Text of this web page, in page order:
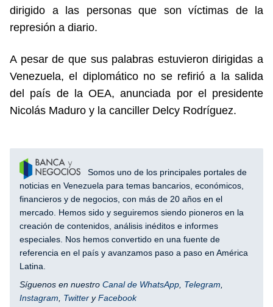
dirigido a las personas que son víctimas de la
represión a diario.
A pesar de que sus palabras estuvieron dirigidas a
Venezuela, el diplomático no se refirió a la salida
del país de la OEA, anunciada por el presidente
Nicolás Maduro y la canciller Delcy Rodríguez.
Somos uno de los principales portales de
noticias en Venezuela para temas bancarios, económicos,
financieros y de negocios, con más de 20 años en el
mercado. Hemos sido y seguiremos siendo pioneros en la
creación de contenidos, análisis inéditos e informes
especiales. Nos hemos convertido en una fuente de
referencia en el país y avanzamos paso a paso en América
Latina.
Síguenos en nuestro Canal de WhatsApp, Telegram,
Instagram, Twitter yFacebook